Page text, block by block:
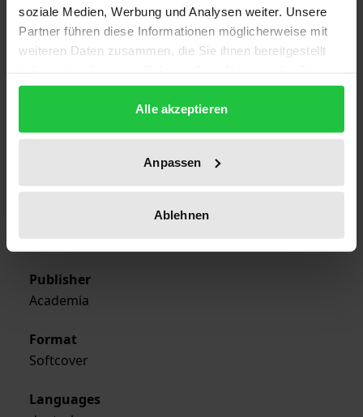
soziale Medien, Werbung und Analysen weiter. Unsere
Partner führen diese Informationen möglicherweise mit
weiteren Daten zusammen, die Sie ihnen bereitgestellt
gesammelt haben.
Alle akzeptieren
Anpassen
Ablehnen
ISBN
978-3-88345-315-6
Subtitle
Ein Erziehungsprinzip zwischen Tradition und
1985
Publisher
Academia
Format
Softcover
Languages